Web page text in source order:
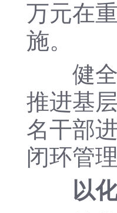
万元在
施。
健全
推进基
名干部
闭环管
以